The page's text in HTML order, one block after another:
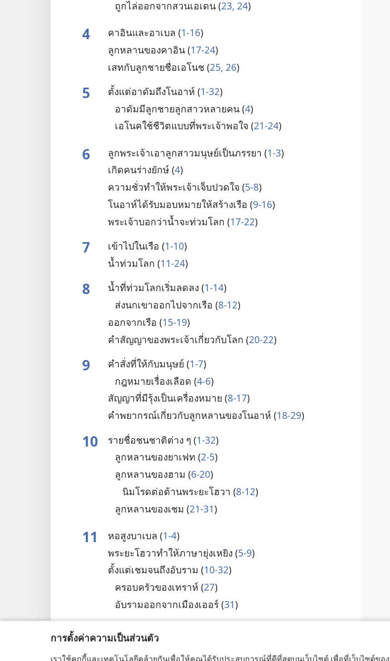
การตั้งค่าความเป็นส่วนตัว
เราใช้คุกกี้และเทคโนโลยีคล้ายกันเพื่อให้คุณได้รับประสบการณ์ที่ดีที่สุดบนเว็บไซต์ เพื่อที่เว็บไซต์ขอ
ถูก​ไล่​ออก​จาก​สวน​เอเดน (23, 24)
4 คาอิน​และ​อาเบล (1-16)
ลูก​หลาน​ของ​คาอิน (17-24)
เสท​กับ​ลูก​ชาย​ชื่อ​เอโนช (25, 26)
5 ตั้ง​แต่​อาดัม​ถึง​โนอาห์ (1-32)
อาดัม​มี​ลูก​ชาย​ลูก​สาว​หลาย​คน (4)
เอโนค​ใช้​ชีวิต​แบบ​ที่​พระเจ้า​พอ​ใจ (21-24)
6 ลูก​พระเจ้า​เอา​ลูก​สาว​มนุษย์​เป็น​ภรรยา (1-3)
เกิด​คน​ร่าง​ยักษ์ (4)
ความ​ชั่ว​ทำ​ให้​พระเจ้า​เจ็บ​ปวด​ใจ (5-8)
โนอาห์​ได้​รับ​มอบหมาย​ให้​สร้าง​เรือ (9-16)
พระเจ้า​บอก​ว่า​น้ำ​จะ​ท่วม​โลก (17-22)
7 เข้า​ไป​ใน​เรือ (1-10)
น้ำ​ท่วม​โลก (11-24)
8 น้ำ​ที่​ท่วม​โลก​เริ่ม​ลด​ลง (1-14)
ส่ง​นก​เขา​ออก​ไป​จาก​เรือ (8-12)
ออก​จาก​เรือ (15-19)
คำ​สัญญา​ของ​พระเจ้า​เกี่ยว​กับ​โลก (20-22)
9 คำ​สั่ง​ที่​ให้​กับ​มนุษย์ (1-7)
กฎหมาย​เรื่อง​เลือด (4-6)
สัญญา​ที่​มี​รุ้ง​เป็น​เครื่องหมาย (8-17)
คำ​พยากรณ์​เกี่ยว​กับ​ลูก​หลาน​ของ​โนอาห์ (18-29)
10 ราย​ชื่อ​ชน​ชาติ​ต่าง ๆ (1-32)
ลูก​หลาน​ของ​ยาเฟท (2-5)
ลูก​หลาน​ของ​ฮาม (6-20)
นิมโรด​ต่อ​ต้าน​พระ​ยะโฮวา (8-12)
ลูก​หลาน​ของ​เชม (21-31)
11 หอ​สูง​บาเบล (1-4)
พระ​ยะโฮวา​ทำ​ให้​ภาษา​ยุ่งเหยิง (5-9)
ตั้ง​แต่​เชม​จน​ถึง​อับราม (10-32)
ครอบครัว​ของ​เทราห์ (27)
อับราม​ออก​จาก​เมือง​เออร์ (31)
12 อับราม​ออก​จาก​ฮาราน​ไป​ที่​คานาอัน (